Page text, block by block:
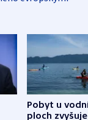
Pobyt u
ploch zvyšuje